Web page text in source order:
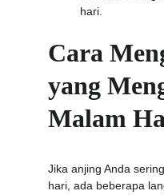
hari.
Cara
yang
Malam
Jika anjing Anda
hari, ada beberapa